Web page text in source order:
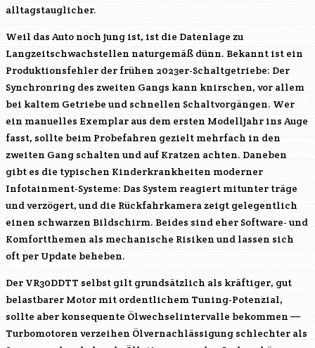
alltagstauglicher.
Weil das Auto noch jung ist, ist die Datenlage zu
Langzeitschwachstellen naturgemäß dünn. Bekannt ist ein
Produktionsfehler der frühen 2023er-Schaltgetriebe: Der
Synchronring des zweiten Gangs kann knirschen, vor allem
bei kaltem Getriebe und schnellen Schaltvorgängen. Wer
ein manuelles Exemplar aus dem ersten Modelljahr ins Auge
fasst, sollte beim Probefahren gezielt mehrfach in den
zweiten Gang schalten und auf Kratzen achten. Daneben
gibt es die typischen Kinderkrankheiten moderner
Infotainment-Systeme: Das System reagiert mitunter träge
und verzögert, und die Rückfahrkamera zeigt gelegentlich
einen schwarzen Bildschirm. Beides sind eher Software- und
Komfortthemen als mechanische Risiken und lassen sich
oft per Update beheben.
Der VR30DDTT selbst gilt grundsätzlich als kräftiger, gut
belastbarer Motor mit ordentlichem Tuning-Potenzial,
sollte aber konsequente Ölwechselintervalle bekommen —
Turbomotoren verzeihen Ölvernachlässigung schlechter als